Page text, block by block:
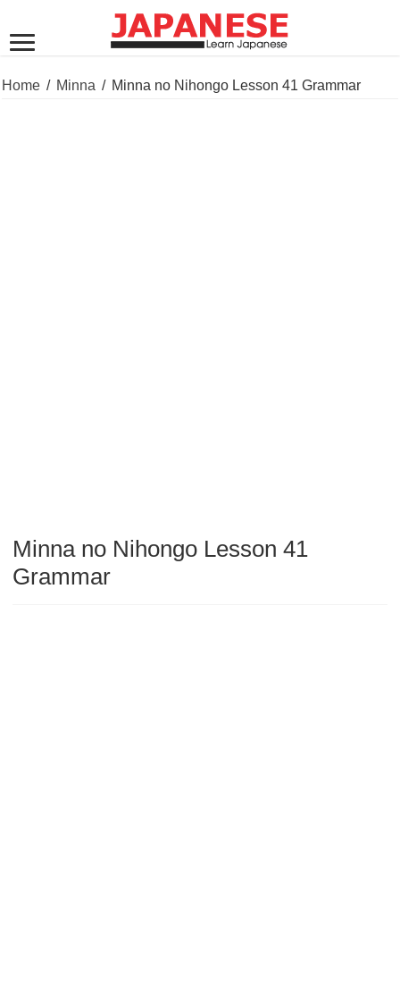
Home / Minna / Minna no Nihongo Lesson 41 Grammar
Minna no Nihongo Lesson 41
Grammar